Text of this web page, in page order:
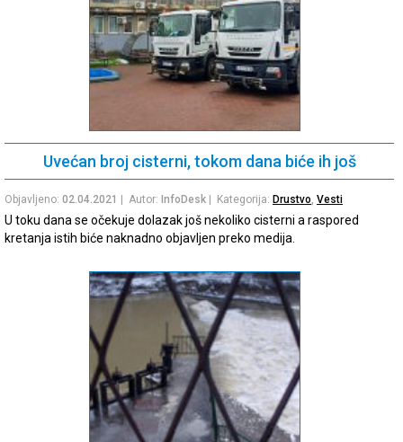
Uvećan broj cisterni, tokom dana biće ih još
Objavljeno: 02.04.2021 | Autor: InfoDesk | Kategorija: Drustvo Vesti
U toku dana se očekuje dolazak još nekoliko cisterni a raspored
kretanja istih biće naknadno objavljen preko medija.